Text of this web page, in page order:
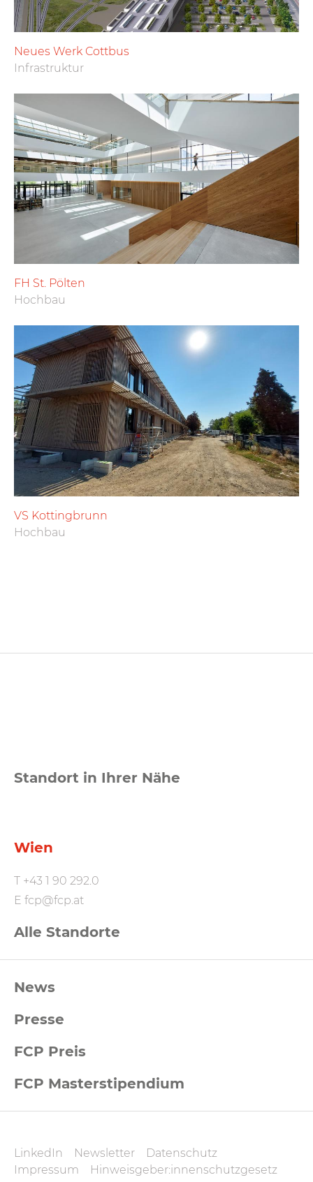
Neues Werk Cottbus
Infrastruktur
FH St. Pölten
Hochbau
VS Kottingbrunn
Hochbau
Standort in Ihrer Nähe
Wien
T +43 1 90 292.0
E fcp@fcp.at
Alle Standorte
Footernavigation
News
Presse
FCP Preis
FCP Masterstipendium
FCP
Datenschutz
LinkedIn Newsletter
Datenschutz
Impressum
Hinweisgeber:innenschutzgesetz